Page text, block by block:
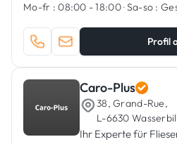
Mo-fr : 08:00 - 18:00·Sa-so :
Profil
Caro-Plus
38, Grand-Rue,
L-6630
Ihr Experte für